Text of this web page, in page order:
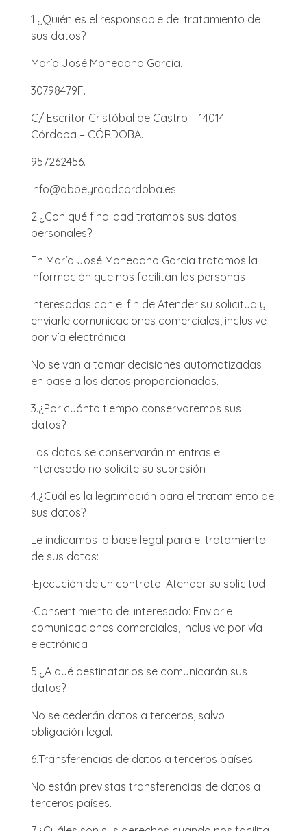
1.¿Quién es el responsable del tratamiento de
sus datos?
María José Mohedano García.
30798479F.
C/ Escritor Cristóbal de Castro – 14014 –
Córdoba – CÓRDOBA.
957262456.
info@abbeyroadcordoba.es
2.¿Con qué finalidad tratamos sus datos
personales?
En María José Mohedano García tratamos la
información que nos facilitan las personas
interesadas con el fin de Atender su solicitud y
enviarle comunicaciones comerciales, inclusive
por vía electrónica
No se van a tomar decisiones automatizadas
en base a los datos proporcionados.
3.¿Por cuánto tiempo conservaremos sus
datos?
Los datos se conservarán mientras el
interesado no solicite su supresión
4.¿Cuál es la legitimación para el tratamiento de
sus datos?
Le indicamos la base legal para el tratamiento
de sus datos:
∙Ejecución de un contrato: Atender su solicitud
∙Consentimiento del interesado: Enviarle
comunicaciones comerciales, inclusive por vía
electrónica
5.¿A qué destinatarios se comunicarán sus
datos?
No se cederán datos a terceros, salvo
obligación legal.
6.Transferencias de datos a terceros países
No están previstas transferencias de datos a
terceros países.